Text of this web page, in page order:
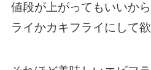
値段が上がってもいいか
ライかカキフライにして欲